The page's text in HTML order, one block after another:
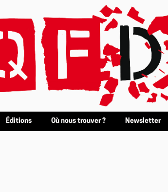
Éditions Où nous trouver ? Newsletter